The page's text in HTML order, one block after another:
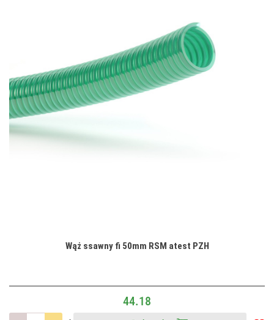
Wąż ssawny fi 50mm RSM atest PZH
44.18